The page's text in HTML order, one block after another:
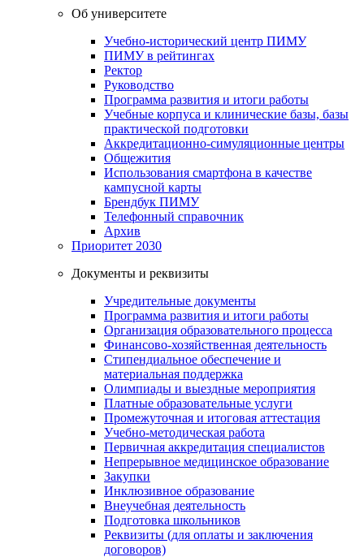
Об университете
Учебно-исторический центр ПИМУ
ПИМУ в рейтингах
Ректор
Руководство
Программа развития и итоги работы
Учебные корпуса и клинические базы, базы
практической подготовки
Аккредитационно-симуляционные центры
Общежития
Использования смартфона в качестве
кампусной карты
Брендбук ПИМУ
Телефонный справочник
Архив
Приоритет 2030
Документы и реквизиты
Учредительные документы
Программа развития и итоги работы
Организация образовательного процесса
Финансово-хозяйственная деятельность
Стипендиальное обеспечение и
материальная поддержка
Олимпиады и выездные мероприятия
Платные образовательные услуги
Промежуточная и итоговая аттестация
Учебно-методическая работа
Первичная аккредитация специалистов
Непрерывное медицинское образование
Закупки
Инклюзивное образование
Внеучебная деятельность
Подготовка школьников
Реквизиты (для оплаты и заключения
договоров)